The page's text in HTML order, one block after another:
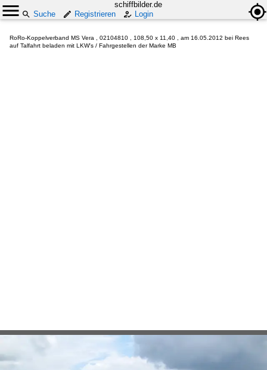
schiffbilder.de
Suche
Registrieren Login
RoRo-Koppelverband MS Vera , 02104810 , 108,50 x 11,40 , am 16.05.2012 bei Rees
auf Talfahrt beladen mit LKW's / Fahrgestellen der Marke MB